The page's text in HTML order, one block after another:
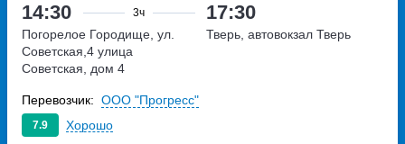
14:30 3ч 17:30
Погорелое Городище, ул.
Советская,4 улица
Советская, дом 4
Тверь, автовокзал Тверь
7.9 Хорошо
Перевозчик: ООО "Прогресс"